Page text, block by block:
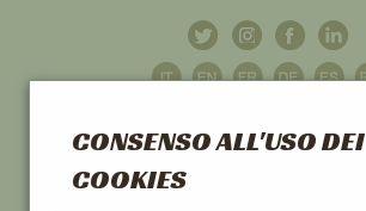
CONSENSO ALL'USO DEI
COOKIES